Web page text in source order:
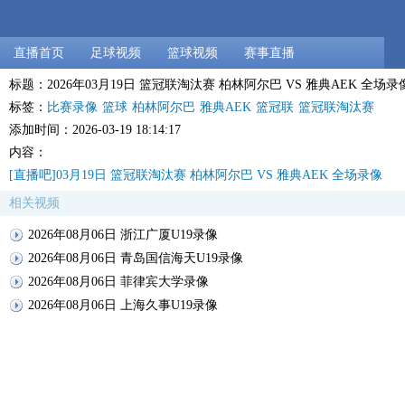
直播首页 足球视频 篮球视频 赛事直播
标题：2026年03月19日 篮冠联淘汰赛 柏林阿尔巴 VS 雅典AEK 全场录
标签： 比赛录像 篮球 柏林阿尔巴 雅典AEK 篮冠联 篮冠联淘汰赛
添加时间：2026-03-19 18:14:17
内容：
[直播吧]03月19日 篮冠联淘汰赛 柏林阿尔巴 VS 雅典AEK 全场录像
相关视频
2026年08月06日 浙江广厦U19录像
2026年08月06日 青岛国信海天U19录像
2026年08月06日 菲律宾大学录像
2026年08月06日 上海久事U19录像